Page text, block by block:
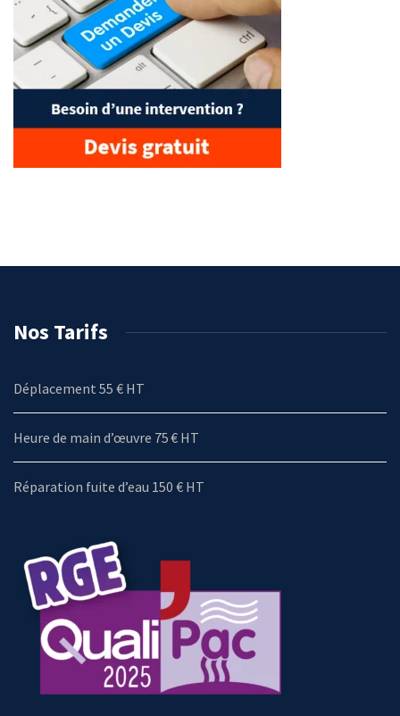
Nos Tarifs
Déplacement 55 € HT
Heure de main d’œuvre 75 € HT
Réparation fuite d’eau 150 € HT